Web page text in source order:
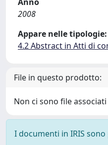
2008
Appare nelle tipologie:
4.2 Abstract in Atti di
File in questo prodotto:
Non ci sono file
I documenti in IRIS